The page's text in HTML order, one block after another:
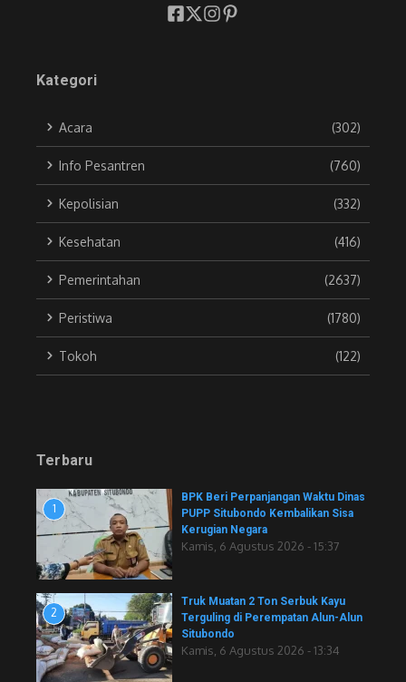
Kategori
Acara (302)
Info Pesantren (760)
Kepolisian (332)
Kesehatan (416)
Pemerintahan (2637)
Peristiwa (1780)
Tokoh (122)
Terbaru
1
BPK Beri Perpanjangan Waktu Dinas
PUPP Situbondo Kembalikan Sisa
Kerugian Negara
Kamis, 6 Agustus 2026 - 15:37
2
Truk Muatan 2 Ton Serbuk Kayu
Terguling di Perempatan Alun-Alun
Situbondo
Kamis, 6 Agustus 2026 - 13:34